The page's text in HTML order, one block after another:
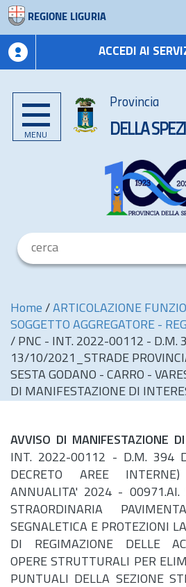
REGIONE LIGURIA
ACCEDI AI
MENU
Provincia
DELLA
Home / ARTICOLAZIONE
SOGGETTO AGGREGATORE -
/ PNC - INT. 2022-00112 - D.M.
13/10/2021_STRADE
SESTA GODANO - CARRO -
DI MANIFESTAZIONE DI
AVVISO DI MANIFESTAZIONE
INT. 2022-00112 - D.M. 394
DECRETO AREE
ANNUALITA' 2024 - 00971.AI.
STRAORDINARIA
SEGNALETICA E PROTEZIONI
DI REGIMAZIONE DELLE
OPERE STRUTTURALI PER
PUNTUALI DELLA SEZIONE